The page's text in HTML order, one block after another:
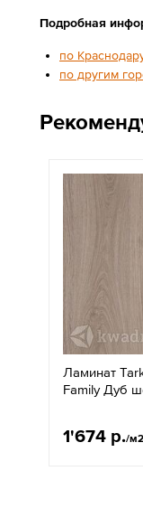
Подробная
по
по другим
Ламинат
Family Дуб
1'674 р./м2